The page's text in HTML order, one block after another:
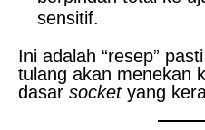
sensitif.
Ini adalah “resep”
tulang akan menekan
dasar socketyang